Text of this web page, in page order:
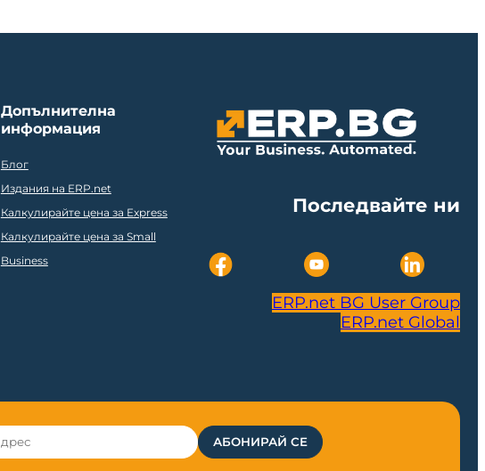
Допълнителна
информация
Блог
Издания на ERP.net
Калкулирайте цена за Express
Калкулирайте цена за Small
Business
Последвайте ни
ERP.net BG User Group
ERP.net Global